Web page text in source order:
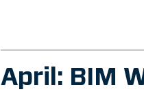
April: BIM